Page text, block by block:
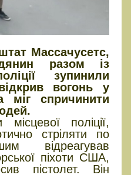
Массачусетс,
разом із
зупинили
вогонь у
міг спричинити
поліції,
стріляти по
відреагував
піхоти США,
пістолет. Він